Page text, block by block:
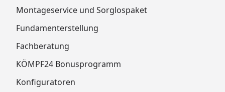
Montageservice und Sorglospaket
Fundamenterstellung
Fachberatung
KÖMPF24 Bonusprogramm
Konfiguratoren